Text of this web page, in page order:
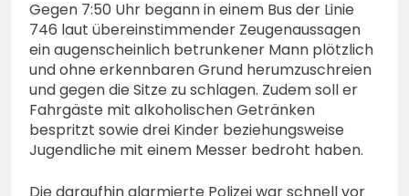
Gegen 7:50 Uhr begann in einem Bus der Linie
746 laut übereinstimmender Zeugenaussagen
ein augenscheinlich betrunkener Mann plötzlich
und ohne erkennbaren Grund herumzuschreien
und gegen die Sitze zu schlagen. Zudem soll er
Fahrgäste mit alkoholischen Getränken
bespritzt sowie drei Kinder beziehungsweise
Jugendliche mit einem Messer bedroht haben.